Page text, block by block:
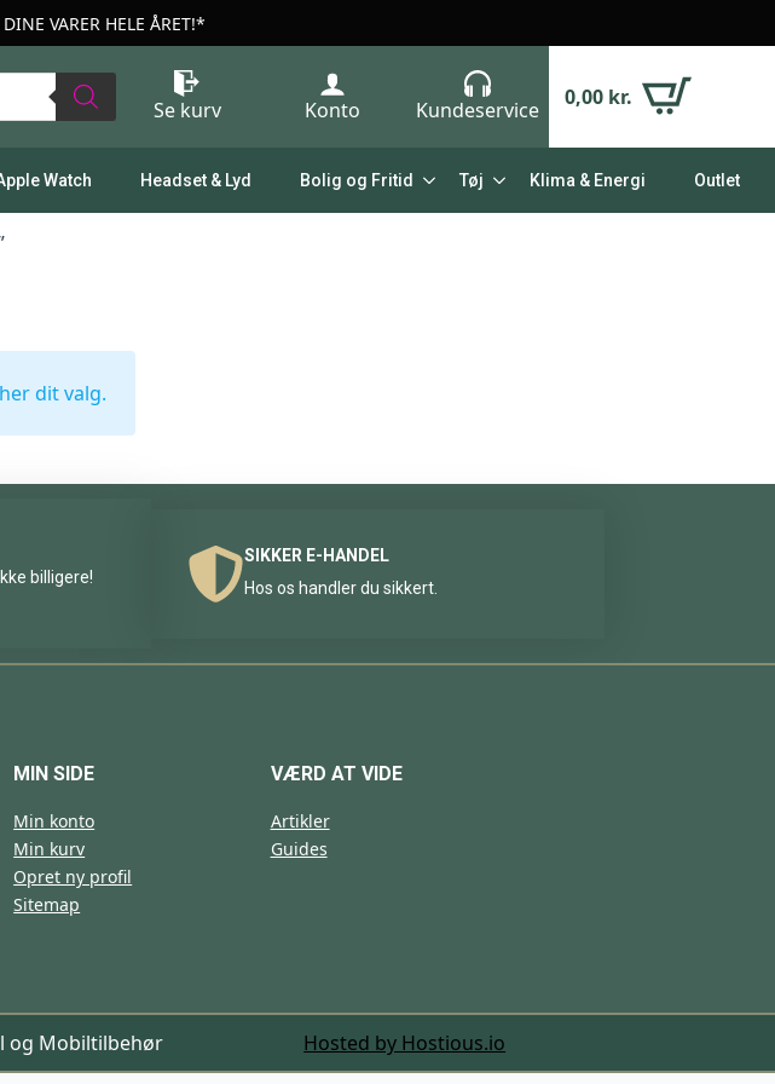
VARER HELE ÅRET!*
Se kurv Konto Kundeservice 0,00 kr.
Watch Headset & Lyd Bolig og Fritid Tøj Klima & Energi Outlet
dit valg.
billigere!
SIKKER E-HANDEL
Hos os handler du sikkert.
MIN SIDE
Min konto
Min kurv
Opret ny profil
Sitemap
VÆRD AT VIDE
Artikler
Guides
og Mobiltilbehør Hosted by Hostious.io